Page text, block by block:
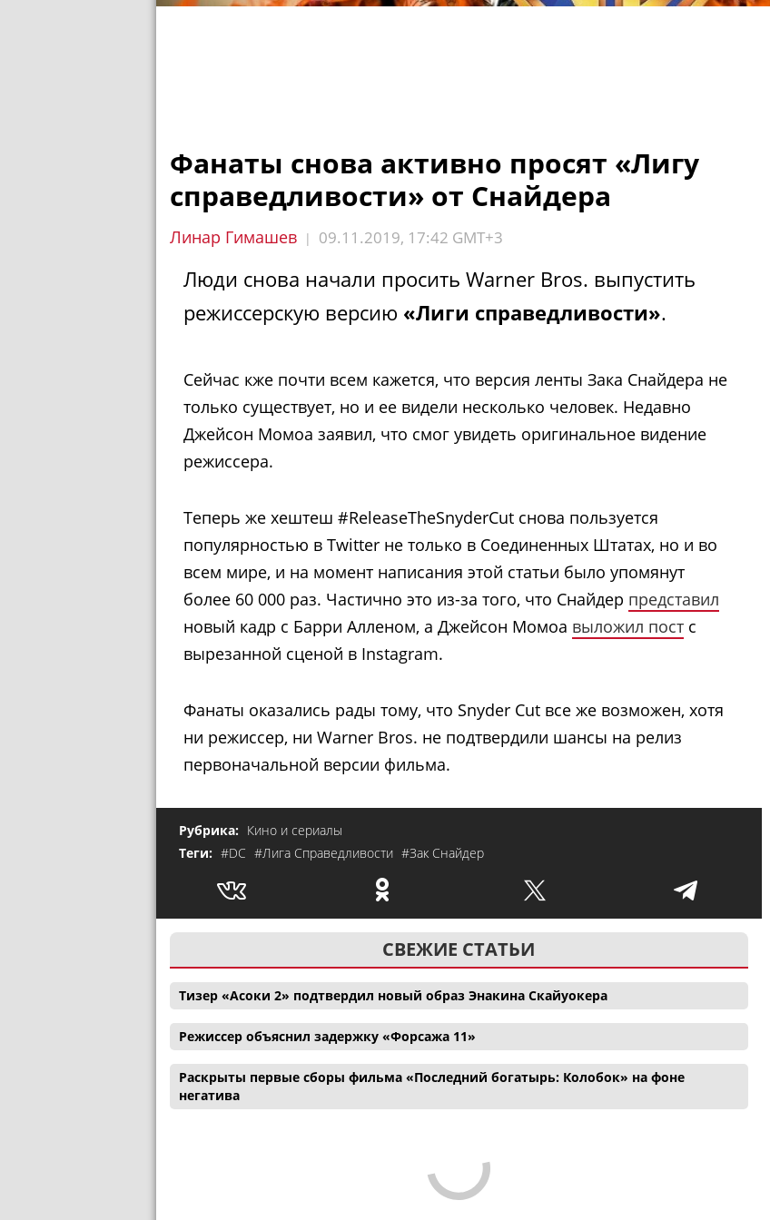
Фанаты снова активно просят «Лигу
справедливости» от Снайдера
Линар Гимашев | 09.11.2019, 17:42 GMT+3
Люди снова начали просить Warner Bros. выпустить
режиссерскую версию «Лиги справедливости».
Сейчас кже почти всем кажется, что версия ленты Зака Снайдера не
только существует, но и ее видели несколько человек. Недавно
Джейсон Момоа заявил, что смог увидеть оригинальное видение
режиссера.
Теперь же хештеш #ReleaseTheSnyderCut снова пользуется
популярностью в Twitter не только в Соединенных Штатах, но и во
всем мире, и на момент написания этой статьи было упомянут
более 60 000 раз. Частично это из-за того, что Снайдер представил
новый кадр с Барри Алленом, а Джейсон Момоа выложил пост с
вырезанной сценой в Instagram.
Фанаты оказались рады тому, что Snyder Cut все же возможен, хотя
ни режиссер, ни Warner Bros. не подтвердили шансы на релиз
первоначальной версии фильма.
Рубрика: Кино и сериалы
Теги: #DC #Лига Справедливости #Зак Снайдер
СВЕЖИЕ СТАТЬИ
Тизер «Асоки 2» подтвердил новый образ Энакина Скайуокера
Режиссер объяснил задержку «Форсажа 11»
Раскрыты первые сборы фильма «Последний богатырь: Колобок» на фоне
негатива